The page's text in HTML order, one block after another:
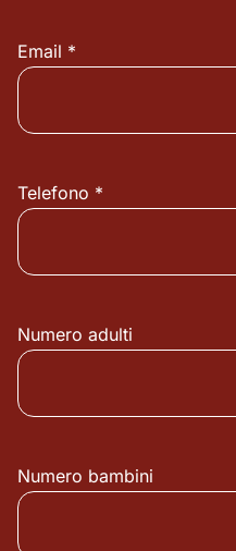
Email *
Telefono *
Numero adulti
Numero bambini